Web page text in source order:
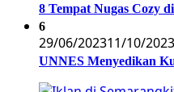
8 Tempat Nugas Cozy
6
29/06/202311/10/2023
UNNES Menyedikan